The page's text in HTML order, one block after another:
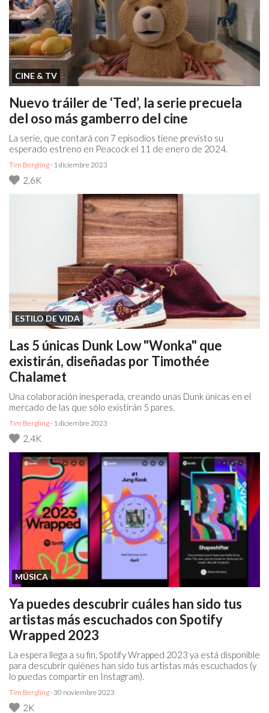
CINE & TV
Nuevo tráiler de ‘Ted’, la serie precuela
del oso más gamberro del cine
La serie, que contará con 7 episodios tiene previsto su
esperado estreno en Peacock el 11 de enero de 2024.
Tim Bergling · 1 diciembre 2023
2,6K
ESTILO DE VIDA
Las 5 únicas Dunk Low "Wonka" que
existirán, diseñadas por Timothée
Chalamet
Una colaboración inesperada, creando unas Dunk únicas en el
mercado de las que sólo existirán 5 pares.
Tim Bergling · 1 diciembre 2023
2,4K
MÚSICA
Ya puedes descubrir cuáles han sido tus
artistas más escuchados con Spotify
Wrapped 2023
La espera llega a su fin, Spotify Wrapped 2023 ya está disponible
para descubrir quiénes han sido tus artistas más escuchados (y
lo puedas compartir en Instagram).
Tim Bergling · 30 noviembre 2023
2K